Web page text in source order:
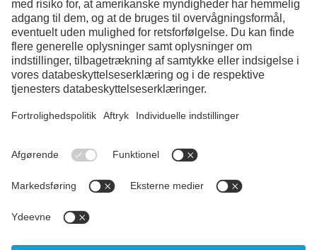
Facebook
Instagram
LinkedIn